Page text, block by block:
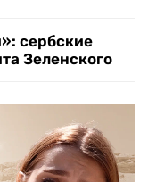
сербские
Зеленского